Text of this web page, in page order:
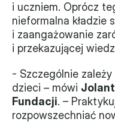
XVII forum NGO
Projekt z powiatem
Członkostwo
Procedura
i uczniem. Oprócz
nieformalna kładzie
i zaangażowanie
i przekazującej
- Szczególnie
dzieci – mówi
Fundacji. –
rozpowszechniać